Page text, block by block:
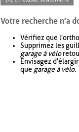
Votre recherche n'a
Vérifiez que
Supprimez les
garage à vélo
Envisagez
que garage à vélo.